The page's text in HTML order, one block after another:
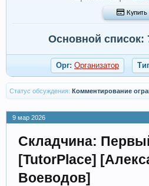
 Купить
Основной список:
Орг: Организатор
Статус обсуждения: Комментирование
9 мар 2026
Складчина:
[TutorPlace]
Воеводов]